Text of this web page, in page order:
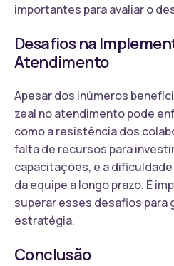
importantes para avaliar o
Desafios na
Atendimento
Apesar dos inúmeros
zeal no atendimento pode
como a resistência dos
falta de recursos para
capacitações, e a
da equipe a longo prazo. É
superar esses desafios para
estratégia.
Conclusão